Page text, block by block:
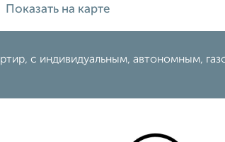
Показать на карте
с индивидуальным, автономным,